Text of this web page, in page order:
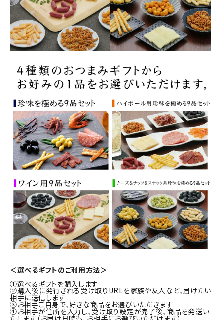
＜選べるギフトのご利用方法＞
①選べるギフトを購入します
②購入後に発行される受け取りURLを家族や友人など、届けたい
相手に送信します
③お相手ご自身で、好きな商品をお選びいただきます
④お相手が住所を入力し、受け取り設定が完了後、商品を発送い
たします（お届け日時も、お相手にお選びいただけます）